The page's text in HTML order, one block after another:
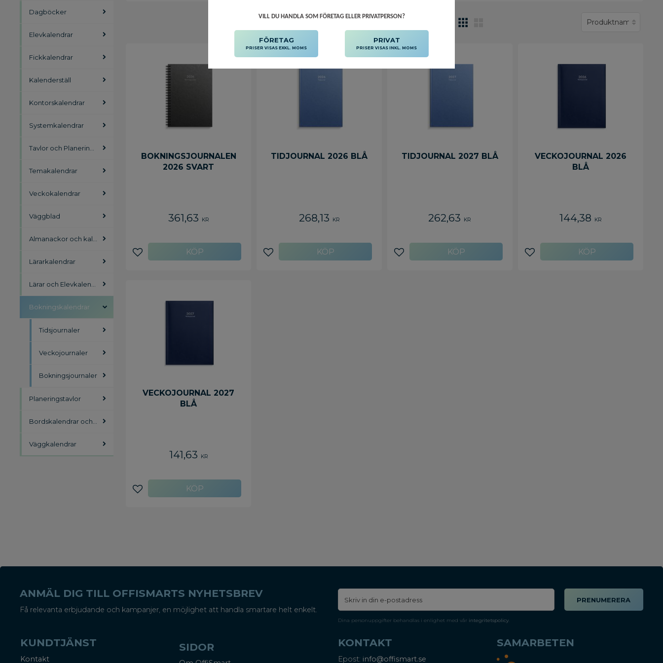
BOKNINGSJOURNALEN
2026 SVART
361,63 KR
Lägg till i favoriter
TIDJOURNAL 2026 BLÅ
268,13 KR
Lägg till i favoriter
TIDJOURNAL 2027 BLÅ
262,63 KR
Lägg till i favoriter
VECKOJOURNAL 2026
BLÅ
144,38 KR
Lägg till i favoriter
VECKOJOURNAL 2027
BLÅ
141,63 KR
Lägg till i favoriter
Dagböcker
Elevkalendrar
Fickkalendrar
Kalenderställ
Kontorskalendrar
Systemkalendrar
Tavlor och Planeringsblad
Temakalendrar
Veckokalendrar
Väggblad
Almanackor och kalendrar
Lärarkalendrar
Lärar och Elevkalendrar
Bokningskalendrar
Tidsjournaler
Veckojournaler
Bokningsjournaler
Planeringstavlor
Bordskalendrar och skrivunderlägg
Väggkalendrar
ANMÄL DIG TILL OFFISMARTS NYHETSBREV
Få relevanta erbjudande och kampanjer, en möjlighet att handla smartare helt enkelt.
PRENUMERERA
Dina personuppgifter behandlas i enlighet med vår integritetspolicy.
KUNDTJÄNST
Kontakt
SIDOR KONTAKT
Epost: info@offismart.se
SAMARBETEN
VILL DU HANDLA SOM FÖRETAG ELLER PRIVATPERSON?
FÖRETAG
PRISER VISAS EXKL. MOMS
PRIVAT
PRISER VISAS INKL. MOMS